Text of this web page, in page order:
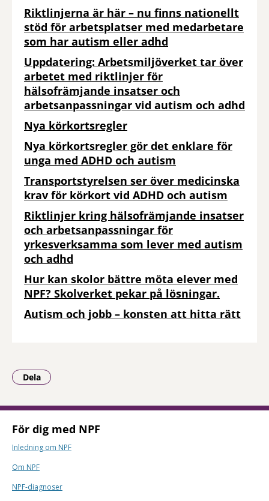
Riktlinjerna är här – nu finns nationellt
stöd för arbetsplatser med medarbetare
som har autism eller adhd
Uppdatering: Arbetsmiljöverket tar över
arbetet med riktlinjer för
hälsofrämjande insatser och
arbetsanpassningar vid autism och adhd
Nya körkortsregler
Nya körkortsregler gör det enklare för
unga med ADHD och autism
Transportstyrelsen ser över medicinska
krav för körkort vid ADHD och autism
Riktlinjer kring hälsofrämjande insatser
och arbetsanpassningar för
yrkesverksamma som lever med autism
och adhd
Hur kan skolor bättre möta elever med
NPF? Skolverket pekar på lösningar.
Autism och jobb – konsten att hitta rätt
Dela
- Klicka för att öppna delningsalternativ.
För dig med NPF
Inledning om NPF
Om NPF
NPF-diagnoser